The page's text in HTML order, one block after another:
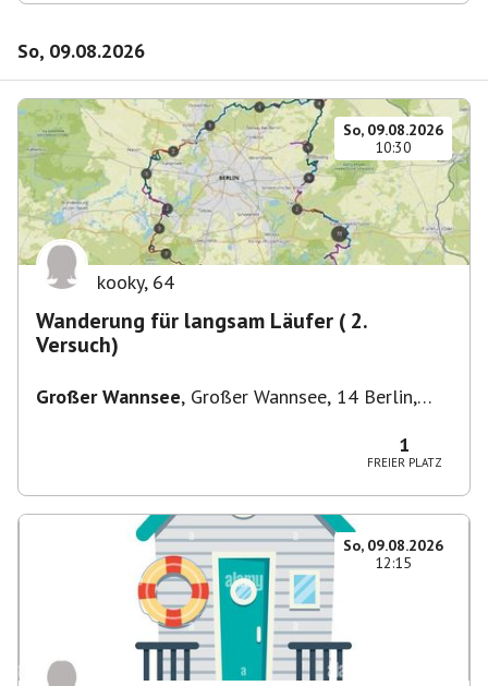
So, 09.08.2026
So, 09.08.2026
10:30
kooky, 64
Wanderung für langsam Läufer ( 2.
Versuch)
Großer Wannsee, Großer Wannsee, 14 Berlin,
1
FREIER PLATZ
So, 09.08.2026
12:15